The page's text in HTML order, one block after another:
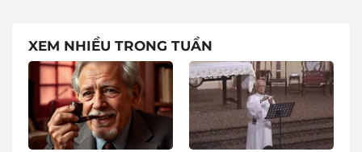
XEM NHIỀU TRONG TUẦN